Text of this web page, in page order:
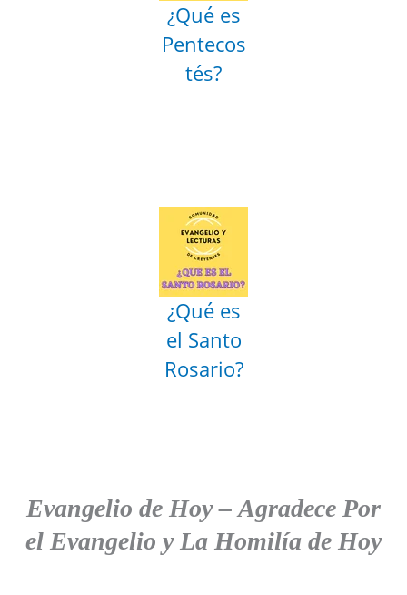
¿Qué es
Pentecos
tés?
¿Qué es
el Santo
Rosario?
Evangelio de Hoy–Agradece Por
el Evangelio y La Homilía de Hoy